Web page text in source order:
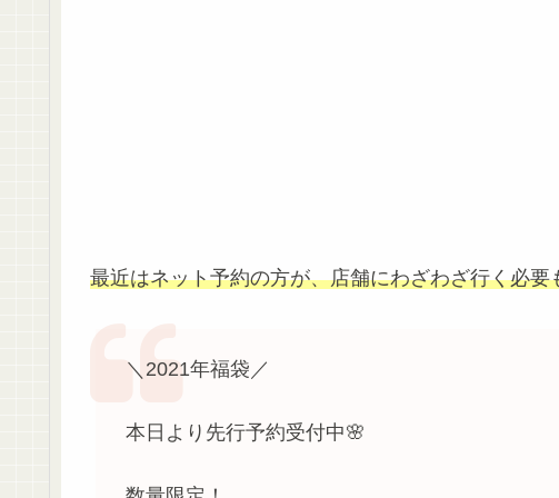
最近はネット予約の方が、店舗にわざわざ行く必
＼2021年福袋／
本日より先行予約受付中🌸